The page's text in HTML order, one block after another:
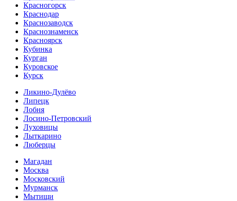
Красногорск
Краснодар
Краснозаводск
Краснознаменск
Красноярск
Кубинка
Курган
Куровское
Курск
Ликино-Дулёво
Липецк
Лобня
Лосино-Петровский
Луховицы
Лыткарино
Люберцы
Магадан
Москва
Московский
Мурманск
Мытищи